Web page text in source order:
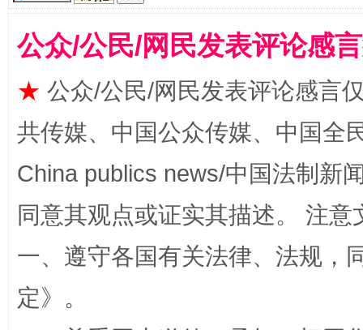
揭批美国五大"原罪" "炒
解纷+调解+退费，一次搞定
公众/公民/网民发表评论感
★ 公众/公民/网民发表评论感言
共传媒、中国公众传媒、中国全
China publics news/中国法制新
同意其观点或证实其描述。 注
一、遵守各国有关法律、法规，
定》。